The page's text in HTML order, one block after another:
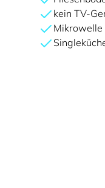
kein TV-
Mikrowelle